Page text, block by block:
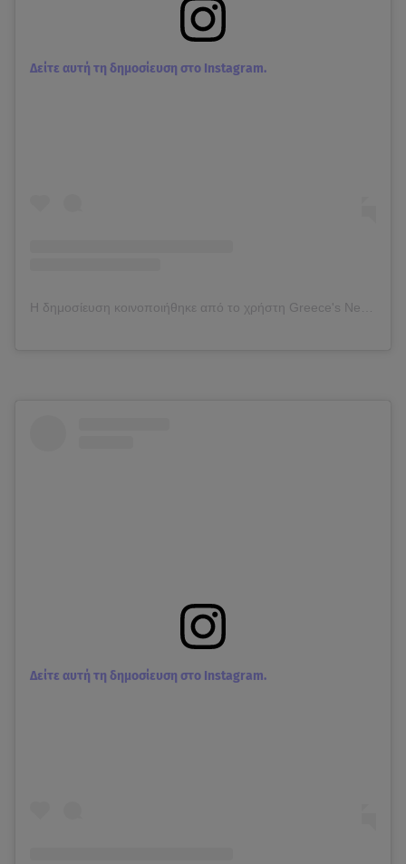
Δείτε αυτή τη δημοσίευση στο Instagram.
Η δημοσίευση κοινοποιήθηκε από το χρήστη Greece's Next Top Model (@gntmgr)
Δείτε αυτή τη δημοσίευση στο Instagram.